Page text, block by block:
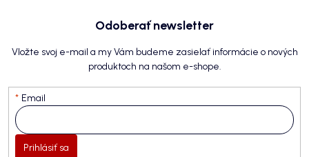
Odoberať newsletter
Vložte svoj e-mail a my Vám budeme zasielať informácie o nových
produktoch na našom e-shope.
Email
Prihlásiť sa